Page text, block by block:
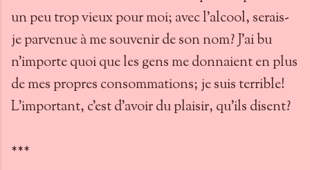
un peu trop vieux pour moi; avec l'alcool, serais-
je parvenue à me souvenir de son nom? J'ai bu
n'importe quoi que les gens me donnaient en plus
de mes propres consommations; je suis terrible!
L’important, c’est d’avoir du plaisir, qu’ils disent?
***